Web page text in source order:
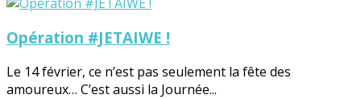
Opération #JETAIWE !
Le 14 février, ce n’est pas seulement la fête des
amoureux… C’est aussi la Journée...